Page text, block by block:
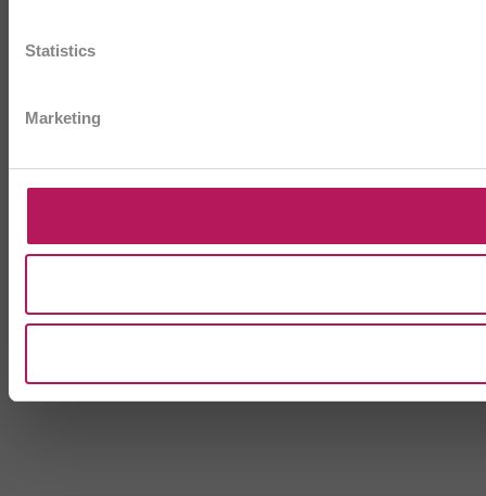
Statistics
Marketing